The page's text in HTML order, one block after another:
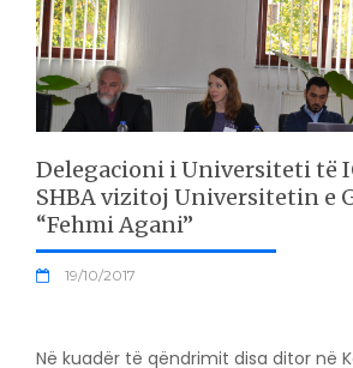
Delegacioni i Universiteti të
SHBA vizitoj Universitetin e
“Fehmi Agani”
19/10/2017
Në kuadër të qëndrimit disa ditor në